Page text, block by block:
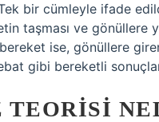
bir cümleyle ifade
taşması ve gönüllere
ise, gönüllere
gibi bereketli
TEORISI